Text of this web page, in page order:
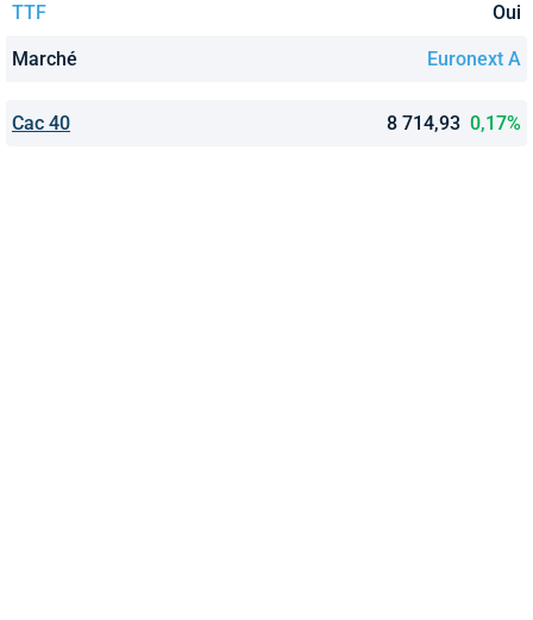
TTF Oui
Marché Euronext A
Cac 40 8 714,93 0,17%